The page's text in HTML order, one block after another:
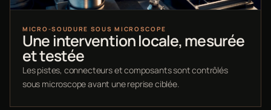
MICRO-SOUDURE SOUS MICROSCOPE
Une intervention locale, mesurée
et testée
Les pistes, connecteurs et composants sont contrôlés
sous microscope avant une reprise ciblée.